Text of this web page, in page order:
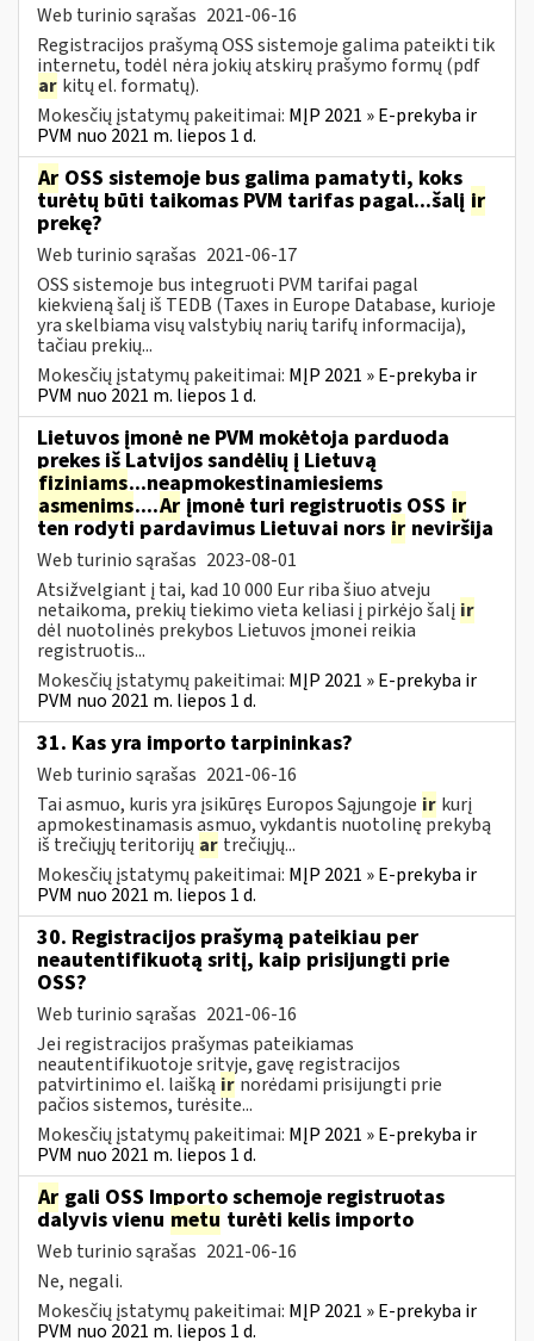
Web turinio sąrašas 2021-06-16
Registracijos prašymą OSS sistemoje galima pateikti tik
internetu, todėl nėra jokių atskirų prašymo formų (pdf
ar kitų el. formatų).
Mokesčių įstatymų pakeitimai: MĮP 2021 » E-prekyba ir
PVM nuo 2021 m. liepos 1 d.
Ar OSS sistemoje bus galima pamatyti, koks
turėtų būti taikomas PVM tarifas pagal...šalį ir
prekę?
Web turinio sąrašas 2021-06-17
OSS sistemoje bus integruoti PVM tarifai pagal
kiekvieną šalį iš TEDB (Taxes in Europe Database, kurioje
yra skelbiama visų valstybių narių tarifų informacija),
tačiau prekių...
Mokesčių įstatymų pakeitimai: MĮP 2021 » E-prekyba ir
PVM nuo 2021 m. liepos 1 d.
Lietuvos įmonė ne PVM mokėtoja parduoda
prekes iš Latvijos sandėlių į Lietuvą
fiziniams...neapmokestinamiesiems
asmenims....Ar įmonė turi registruotis OSS ir
ten rodyti pardavimus Lietuvai nors ir neviršija
Web turinio sąrašas 2023-08-01
Atsižvelgiant į tai, kad 10 000 Eur riba šiuo atveju
netaikoma, prekių tiekimo vieta keliasi į pirkėjo šalį ir
dėl nuotolinės prekybos Lietuvos įmonei reikia
registruotis...
Mokesčių įstatymų pakeitimai: MĮP 2021 » E-prekyba ir
PVM nuo 2021 m. liepos 1 d.
31. Kas yra importo tarpininkas?
Web turinio sąrašas 2021-06-16
Tai asmuo, kuris yra įsikūręs Europos Sąjungoje ir kurį
apmokestinamasis asmuo, vykdantis nuotolinę prekybą
iš trečiųjų teritorijų ar trečiųjų...
Mokesčių įstatymų pakeitimai: MĮP 2021 » E-prekyba ir
PVM nuo 2021 m. liepos 1 d.
30. Registracijos prašymą pateikiau per
neautentifikuotą sritį, kaip prisijungti prie
OSS?
Web turinio sąrašas 2021-06-16
Jei registracijos prašymas pateikiamas
neautentifikuotoje srityje, gavę registracijos
patvirtinimo el. laišką ir norėdami prisijungti prie
pačios sistemos, turėsite...
Mokesčių įstatymų pakeitimai: MĮP 2021 » E-prekyba ir
PVM nuo 2021 m. liepos 1 d.
Ar gali OSS Importo schemoje registruotas
dalyvis vienu metu turėti kelis importo
Web turinio sąrašas 2021-06-16
Ne, negali.
Mokesčių įstatymų pakeitimai: MĮP 2021 » E-prekyba ir
PVM nuo 2021 m. liepos 1 d.